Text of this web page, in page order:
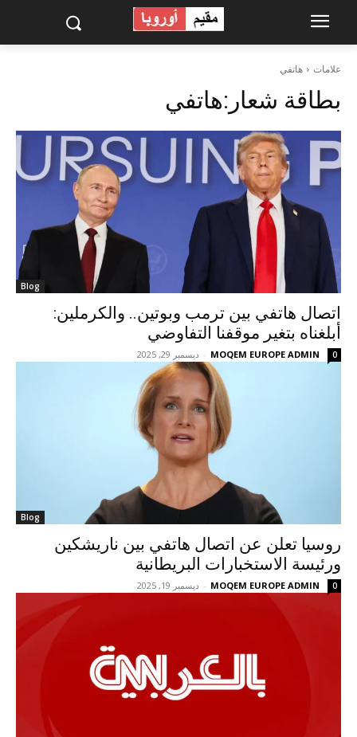
علامات هاتفي
بطاقة شعار:هاتفي
Blog
اتصال هاتفي بين ترمب وبوتين.. والكرملين:
أبلغناه بتغير موقفنا التفاوضي
MOQEM EUROPE ADMIN
- ديسمبر 29, 2025 0
Blog
روسيا تعلن عن اتصال هاتفي بين ناريشكين
ورئيسة الاستخبارات البريطانية
MOQEM EUROPE ADMIN
- ديسمبر 19, 2025 0